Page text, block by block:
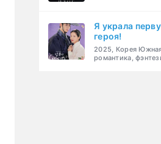
Я украла
героя!
2025, Корея
романтика,